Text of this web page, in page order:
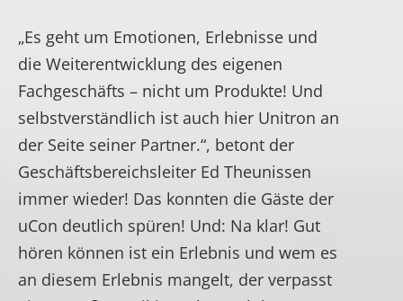
„Es geht um Emotionen, Erlebnisse und
die Weiterentwicklung des eigenen
Fachgeschäfts – nicht um Produkte! Und
selbstverständlich ist auch hier Unitron an
der Seite seiner Partner.“, betont der
Geschäftsbereichsleiter Ed Theunissen
immer wieder! Das konnten die Gäste der
uCon deutlich spüren! Und: Na klar! Gut
hören können ist ein Erlebnis und wem es
an diesem Erlebnis mangelt, der verpasst